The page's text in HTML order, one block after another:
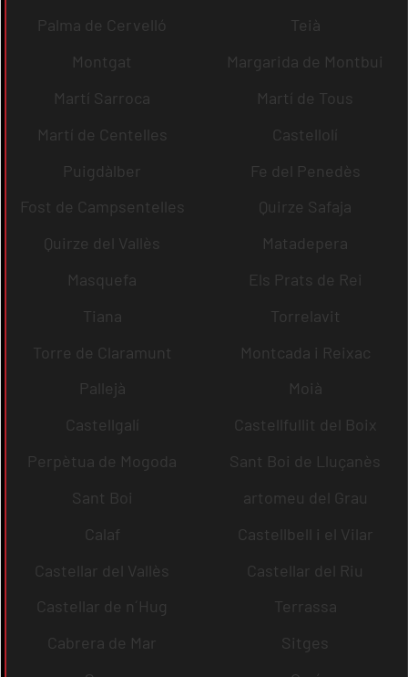
Palma de Cervelló
Teià
Montgat
Margarida de Montbui
Martí Sarroca
Martí de Tous
Martí de Centelles
Castellolí
Puigdàlber
Fe del Penedès
Fost de Campsentelles
Quirze Safaja
Quirze del Vallès
Matadepera
Masquefa
Els Prats de Rei
Tiana
Torrelavit
Torre de Claramunt
Montcada i Reixac
Pallejà
Moià
Castellgalí
Castellfullit del Boix
Perpètua de Mogoda
Sant Boi de Lluçanès
Sant Boi
artomeu del Grau
Calaf
Castellbell i el Vilar
Castellar del Vallès
Castellar del Riu
Castellar de n´Hug
Terrassa
Cabrera de Mar
Sitges